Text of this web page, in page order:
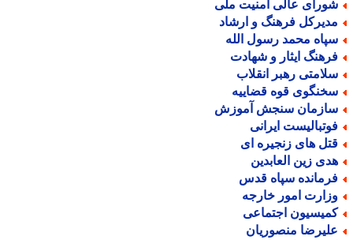
عالی امنیت ملی
فرهنگ و ارشاد
محمد رسول الله
ایثار و شهادت
رهبر انقلاب
قوه قضاییه
سنجش آموزش
ایرانی
های زنجیره ای
زین العابدین
سپاه قدس
امور خارجه
اجتماعی
منصوریان